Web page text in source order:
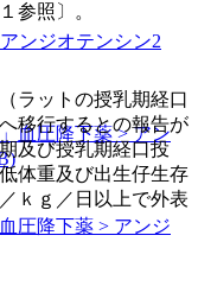
ンジオテンシン2
血圧降下薬 > アン
血圧降下薬 > アンジ
参照〕。
ラットの授乳期経口
移行するとの報告が
及び授乳期経口投
体重及び出生仔生存
ｋｇ／日以上で外表